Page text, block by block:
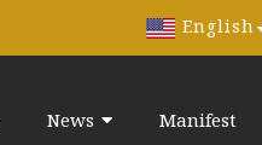
English
News Manifest